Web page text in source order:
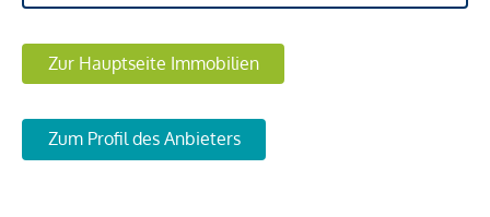
Zur Hauptseite Immobilien
Zum Profil des Anbieters